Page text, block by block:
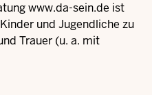
www.da-sein.de ist
und Jugendliche zu
Trauer (u. a. mit